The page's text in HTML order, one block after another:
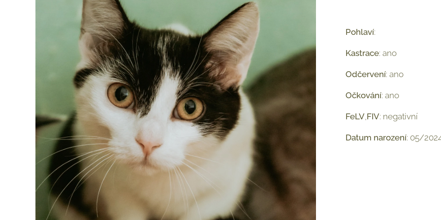
Pohlaví: ♀
Kastrace: ano
Odčervení: ano
Očkování: ano
FeLV,FIV: negativní
Datum narození: 05/